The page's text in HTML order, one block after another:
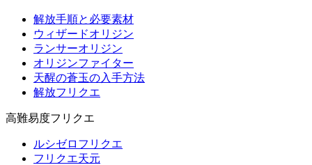
解放手順と必要素材
ウィザードオリジン
ランサーオリジン
オリジンファイター
天醒の蒼玉の入手方法
解放フリクエ
高難易度フリクエ
ルシゼロフリクエ
フリクエ天元